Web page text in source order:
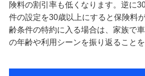
険料の割引率も低くなります。逆に
件の設定を30歳以上にすると保険料
齢条件の特約に入る場合は、家族で
の年齢や利用シーンを振り返ることを